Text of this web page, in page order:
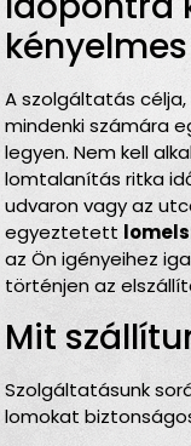
A szolgáltatás
mindenki számára
legyen. Nem kell
lomtalanítás ritka
udvaron vagy az
egyeztetett
az Ön igényeihez
történjen az
Mit
Szolgáltatásunk
lomokat